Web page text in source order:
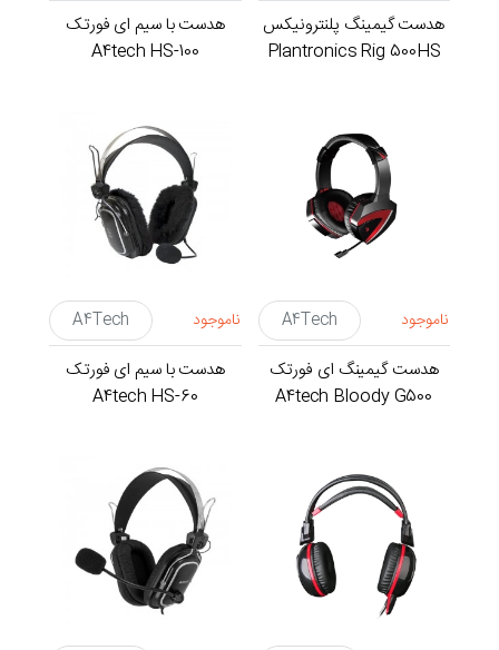
هدست گیمینگ پلنترونیکس
Plantronics Rig 500HS
هدست با سیم ای فورتک
A4tech HS-100
ناموجود A4Tech
هدست گیمینگ ای فورتک
A4tech Bloody G500
ناموجود A4Tech
هدست با سیم ای فورتک
A4tech HS-60